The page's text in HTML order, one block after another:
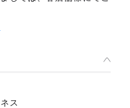
ス